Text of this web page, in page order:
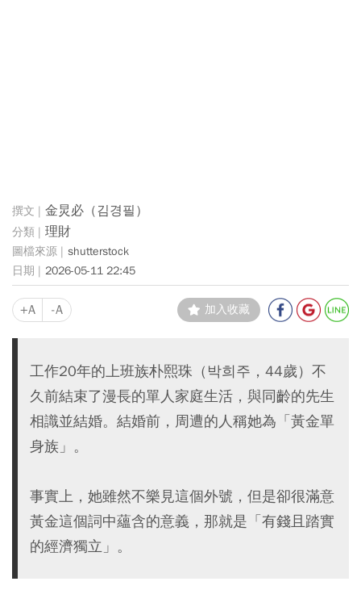
金炅必（김경필）
理財
shutterstock
2026-05-11 22:45
+A -A 加入收藏
工作20年的上班族朴熙珠（박희주，44歲）不
久前結束了漫長的單人家庭生活，與同齡的先生
相識並結婚。結婚前，周遭的人稱她為「黃金單
身族」。
事實上，她雖然不樂見這個外號，但是卻很滿意
黃金這個詞中蘊含的意義，那就是「有錢且踏實
的經濟獨立」。